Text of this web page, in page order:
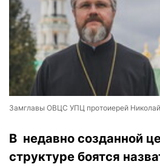
Замглавы ОВЦС УПЦ протоиерей
В недавно созданной
структуре боятся